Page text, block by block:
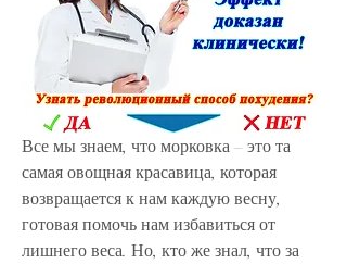
Все мы знаем, что морковка – это та
самая овощная красавица, которая
возвращается к нам каждую весну,
готовая помочь нам избавиться от
лишнего веса. Но, кто же знал, что за